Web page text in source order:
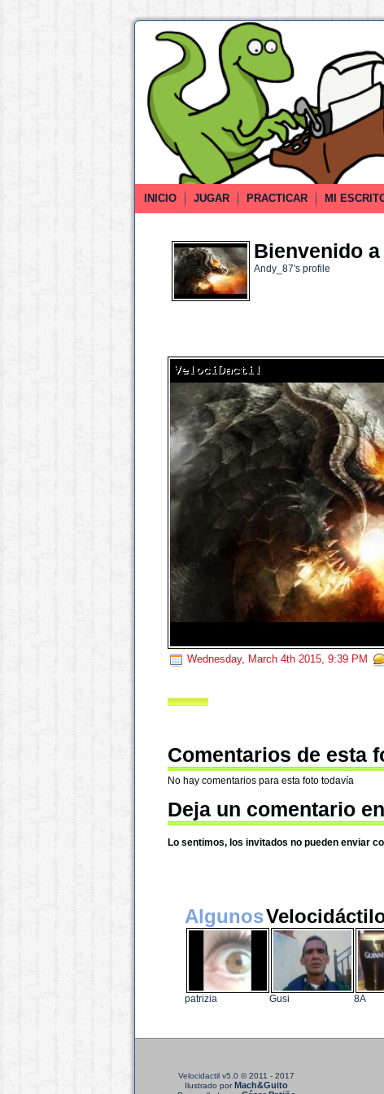
INICIO JUGAR PRACTICAR MI
Bienvenido
Andy_87's profile
Wednesday, March 4th 2015, 9:39 PM
Comentarios de esta
No hay comentarios para esta foto todavía
Deja un comentario
Lo sentimos, los invitados no pueden enviar
Algunos
patrizia Gusi 8A
Velocidactil v5.0 © 2011 - 2017
Ilustrado porMach&Guito